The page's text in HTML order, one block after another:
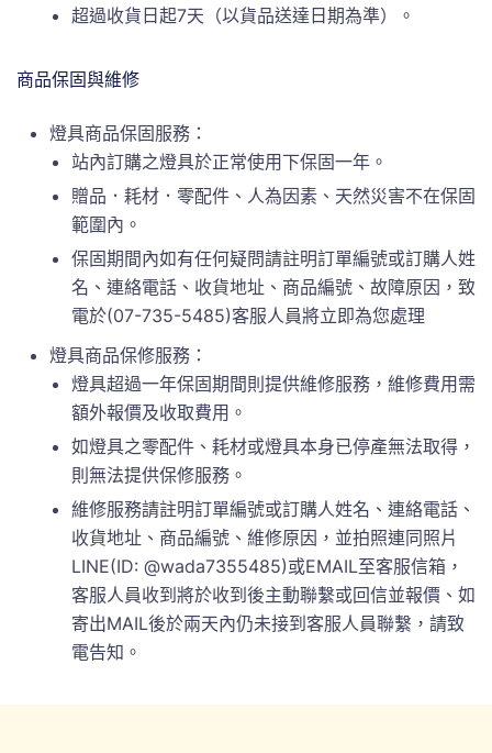
超過收貨日起7天（以貨品送達日期為準）。
商品保固與維修
燈具商品保固服務：
站內訂購之燈具於正常使用下保固一年。
贈品．耗材．零配件、人為因素、天然災害不在保固
範圍內。
保固期間內如有任何疑問請註明訂單編號或訂購人姓
名、連絡電話、收貨地址、商品編號、故障原因，致
電於(07-735-5485)客服人員將立即為您處理
燈具商品保修服務：
燈具超過一年保固期間則提供維修服務，維修費用需
額外報價及收取費用。
如燈具之零配件、耗材或燈具本身已停產無法取得，
則無法提供保修服務。
維修服務請註明訂單編號或訂購人姓名、連絡電話、
收貨地址、商品編號、維修原因，並拍照連同照片
LINE(ID: @wada7355485)或EMAIL至客服信箱，
客服人員收到將於收到後主動聯繫或回信並報價、如
寄出MAIL後於兩天內仍未接到客服人員聯繫，請致
電告知。